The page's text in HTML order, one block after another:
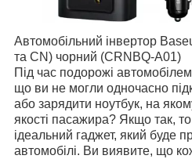
Автомобільний інвертор
та CN) чорний (CRNBQ-A01)
Під час подорожі
що ви не могли одночасно
або зарядити ноутбук, на
якості пасажира? Якщо так,
ідеальний гаджет, який буде
автомобілі. Ви виявите, що